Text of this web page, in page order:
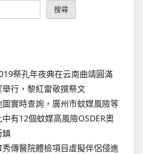
搜尋
祭孔年夜典在云南曲靖圓滿
行，黎紅雷敬撰祭文
圖實時查詢，廣州市蚊媒風險等
有12個蚊媒高風險OSDER奧
鎮
傳醫院體檢項目虛擬伴侶侵進